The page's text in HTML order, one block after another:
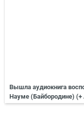
Вышла аудиокнига
Науме (Байбородине) (+